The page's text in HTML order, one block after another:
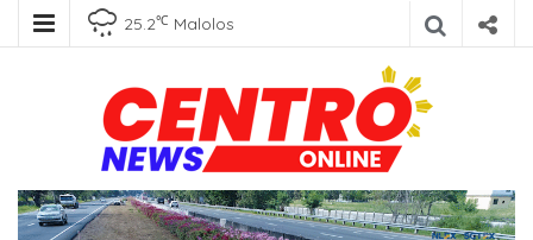
25.2℃ Malolos
Centro News